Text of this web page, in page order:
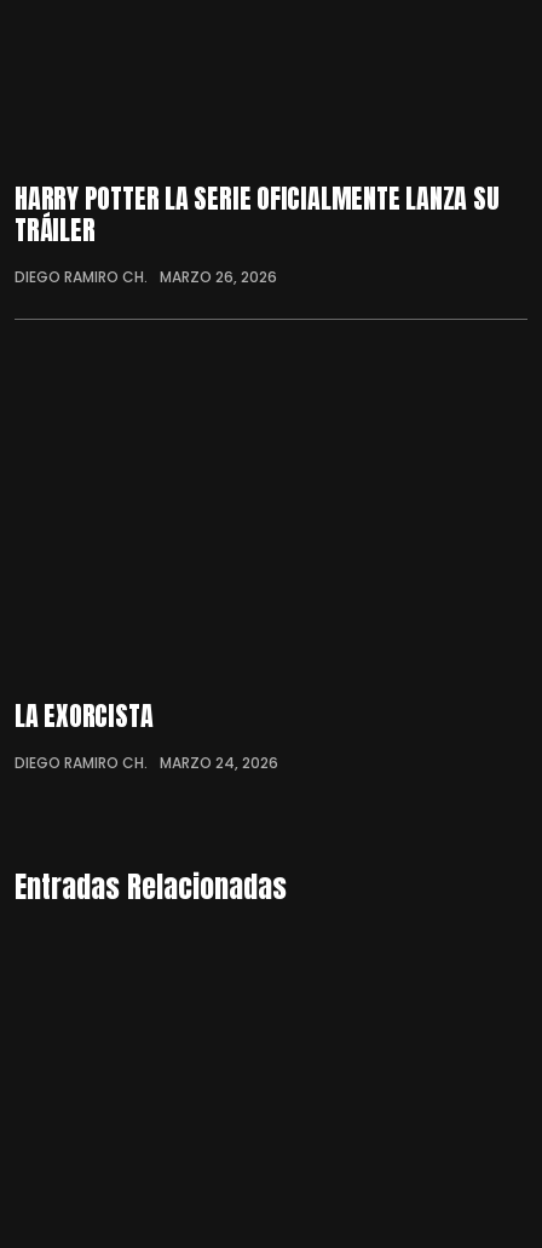
HARRY POTTER LA SERIE OFICIALMENTE LANZA SU
TRÁILER
DIEGO RAMIRO CH. MARZO 26, 2026
LA EXORCISTA
DIEGO RAMIRO CH. MARZO 24, 2026
Entradas Relacionadas